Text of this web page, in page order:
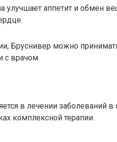
улучшает аппетит и обмен
Бруснивер можно
с врачом.
в лечении заболеваний в
комплексной терапии.